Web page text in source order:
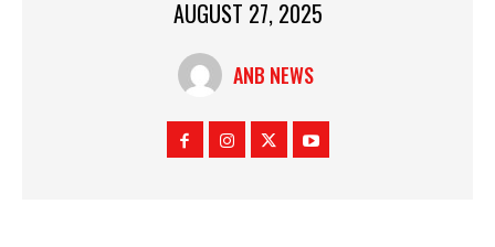
AUGUST 27, 2025
ANB NEWS